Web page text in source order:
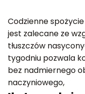
Codzienne
jest zalecane ze
tłuszczów
tygodniu pozwala
bez nadmiernego
naczyniowego,